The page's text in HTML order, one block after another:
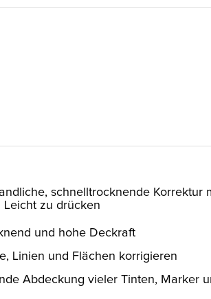
schnelltrocknende Korrektur
Leicht zu drücken
und hohe Deckraft​
Linien und Flächen korrigieren
Abdeckung vieler Tinten, Marker